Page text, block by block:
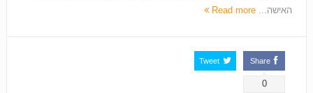
האישה... Read more
Share
0
Tweet